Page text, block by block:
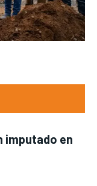
imputado en